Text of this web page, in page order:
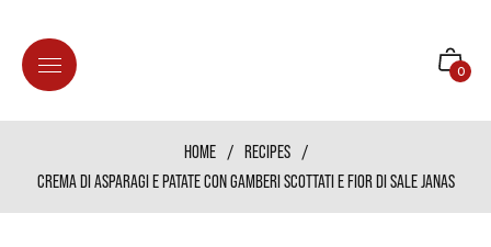
cart
0
HOME / RECIPES
/
CREMA DI ASPARAGI E PATATE CON GAMBERI SCOTTATI E FIOR DI SALE JANAS